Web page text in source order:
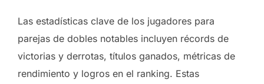
Las estadísticas clave de los jugadores para
parejas de dobles notables incluyen récords de
victorias y derrotas, títulos ganados, métricas de
rendimiento y logros en el ranking. Estas